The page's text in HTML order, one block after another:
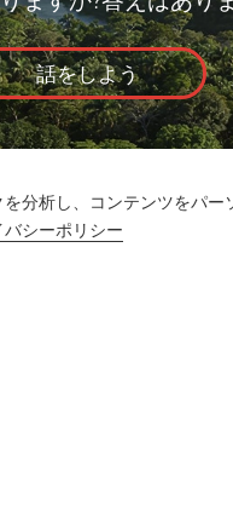
分析し、コンテンツをパー
バシーポリシー
話をしよう